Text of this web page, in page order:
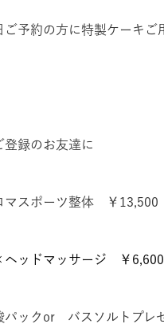
ご予約の方に特製ケーキご
登録のお友達に
マスポーツ整体 ￥13,500
ッドマッサージ ￥
パックor バスソルトプレ